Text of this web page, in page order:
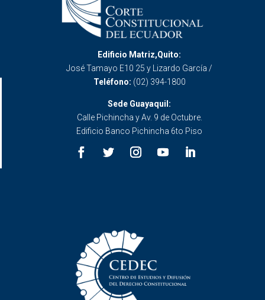
Edificio Matriz,Quito:
José Tamayo E10 25 y Lizardo García /
Teléfono: (02) 394-1800
Sede Guayaquil:
Calle Pichincha y Av. 9 de Octubre.
Edificio Banco Pichincha 6to Piso